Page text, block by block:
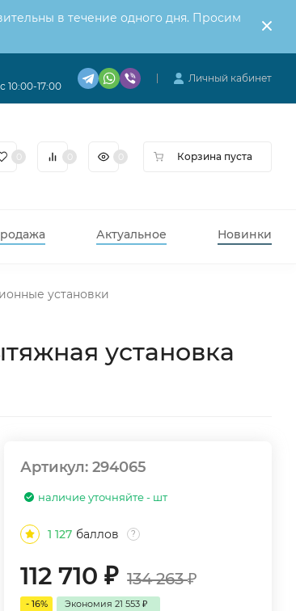
в течение одного дня. Просим
10:00-17:00
Личный кабинет
Корзина пуста
Актуальное Новинки
установки
установка​
Артикул:294065
наличие уточняйте - шт
1 127 баллов ?
112 710₽ 134 263₽
- 16% Экономия21 553₽